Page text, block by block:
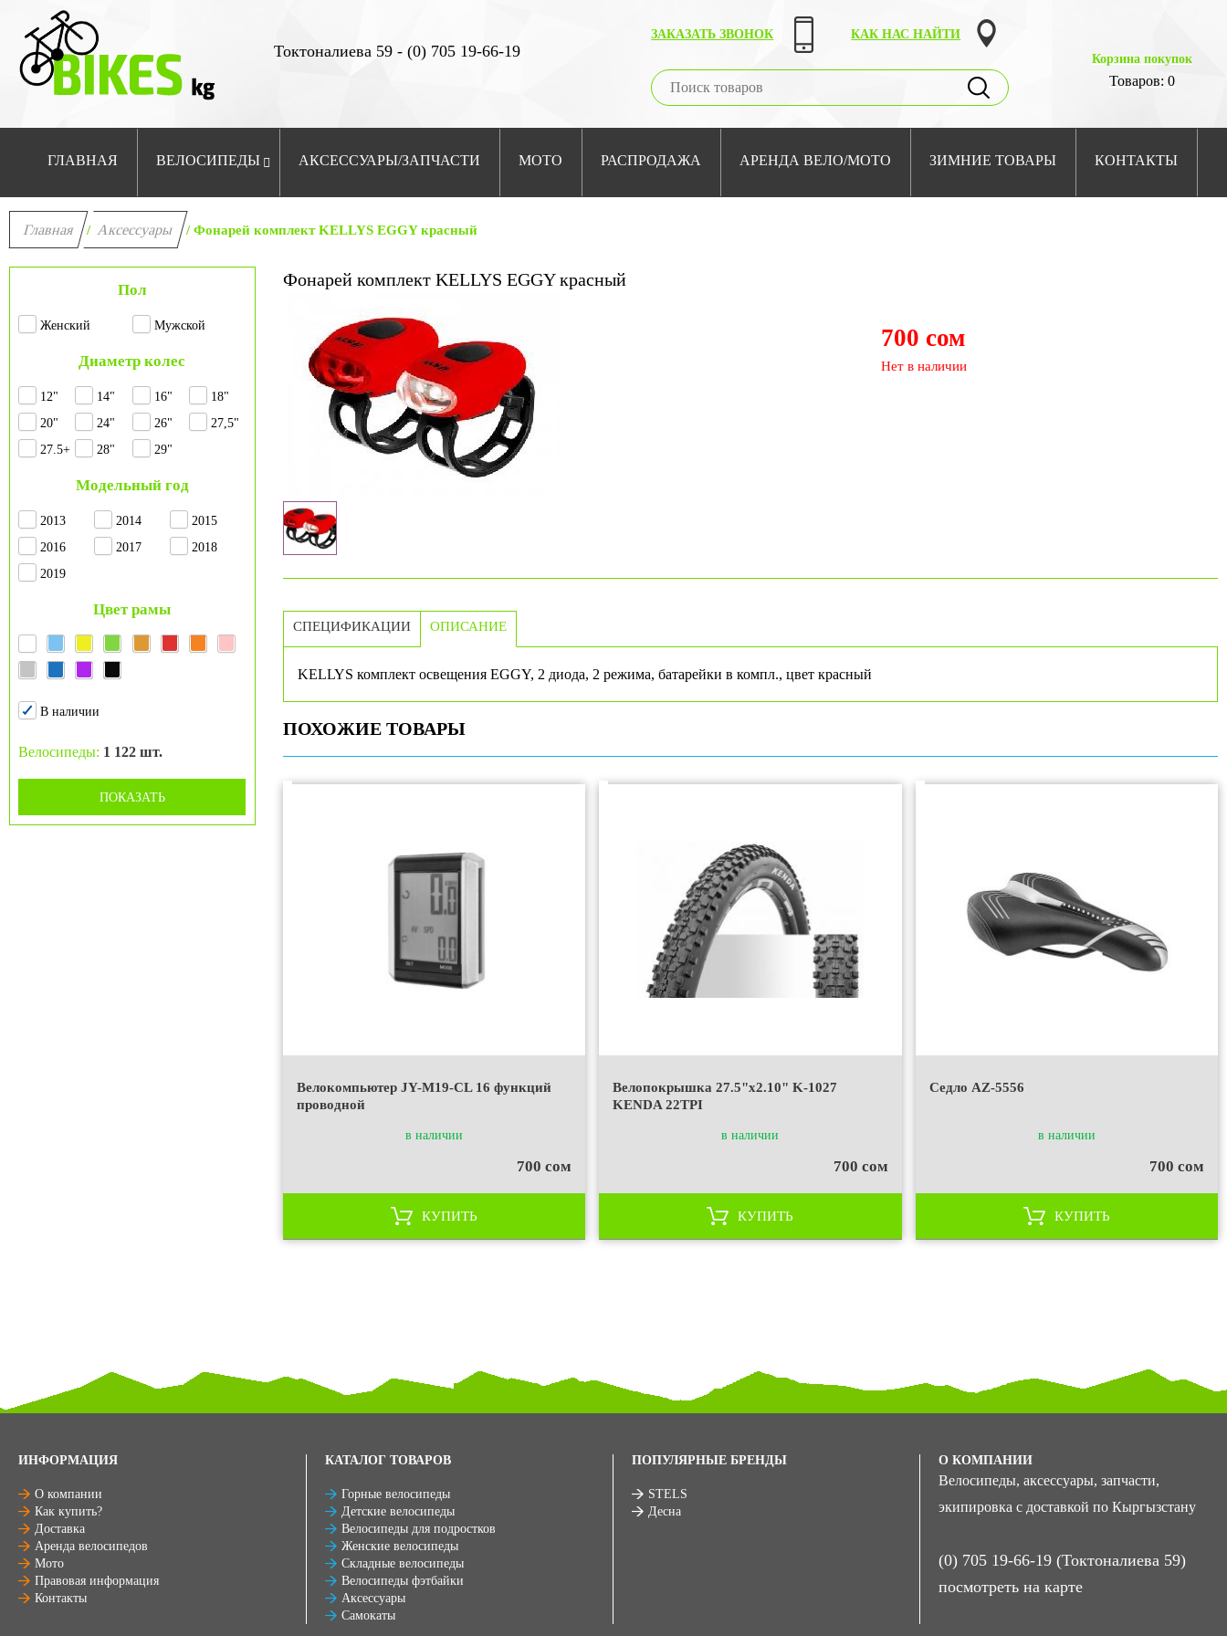
Токтоналиева 59 - (0) 705 19-66-19
ЗАКАЗАТЬ ЗВОНОК
КАК НАС НАЙТИ
Корзина покупок
Товаров: 0
ГЛАВНАЯ ВЕЛОСИПЕДЫ АКСЕССУАРЫ/ЗАПЧАСТИ МОТО РАСПРОДАЖА АРЕНДА ВЕЛО/МОТО ЗИМНИЕ ТОВАРЫ КОНТАКТЫ
Главная / Аксессуары / Фонарей комплект KELLYS EGGY красный
Пол
Женский Мужской
Диаметр колес
12" 14" 16"
18"
20"
24" 26"
27,5"
27.5+
28" 29"
Модельный год
2013 2014
2015
2016
2017
2018
2019
Цвет рамы
В наличии
Велосипеды: 1 122 шт.
ПОКАЗАТЬ
Фонарей комплект KELLYS EGGY красный
700 сом
Нет в наличии
СПЕЦИФИКАЦИИ ОПИСАНИЕ
KELLYS комплект освещения EGGY, 2 диода, 2 режима, батарейки в компл., цвет красный
ПОХОЖИЕ ТОВАРЫ
Велокомпьютер JY-M19-CL 16 функций
проводной
в наличии
700 сом
КУПИТЬ
Велопокрышка 27.5"х2.10" K-1027
KENDA 22TPI
в наличии
700 сом
КУПИТЬ
Седло AZ-5556
в наличии
700 сом
КУПИТЬ
ИНФОРМАЦИЯ
О компании
Как купить?
Доставка
Аренда велосипедов
Мото
Правовая информация
Контакты
КАТАЛОГ ТОВАРОВ
Горные велосипеды
Детские велосипеды
Велосипеды для подростков
Женские велосипеды
Складные велосипеды
Велосипеды фэтбайки
Аксессуары
Самокаты
ПОПУЛЯРНЫЕ БРЕНДЫ
STELS
Десна
О КОМПАНИИ
Велосипеды, аксессуары, запчасти,
экипировка с доставкой по Кыргызстану
(0) 705 19-66-19 (Токтоналиева 59)
посмотреть на карте